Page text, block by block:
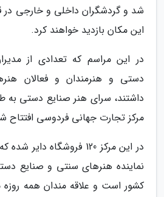
شد و گردشگران داخلی و خارجی در
این مکان بازدید خواهند کرد.
در این مراسم که تعدادی از
دستی و هنرمندان و فعالان
داشتند، سرای هنر صنایع دستی به
مرکز تجارت جهانی فردوسی افتتاح
در این مرکز 120 فروشگاه
نماینده هنرهای سنتی و صنایع
کشور است و علاقه مندان همه روزه